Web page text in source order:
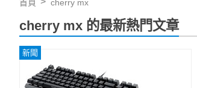
首頁 cherry mx
cherry mx 的最新熱門文章
新聞